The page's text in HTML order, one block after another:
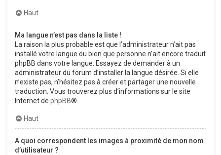
Haut
Ma langue n’est pas dans la liste !
La raison la plus probable est que l’administrateur n’ait pas
installé votre langue ou bien que personne n’ait encore traduit
phpBB dans votre langue. Essayez de demander à un
administrateur du forum d’installer la langue désirée. Si elle
n’existe pas, n’hésitez pas à créer et partager une nouvelle
traduction. Vous trouverez plus d’informations sur le site
Internet de phpBB®.
Haut
A quoi correspondent les images à proximité de mon nom
d’utilisateur ?